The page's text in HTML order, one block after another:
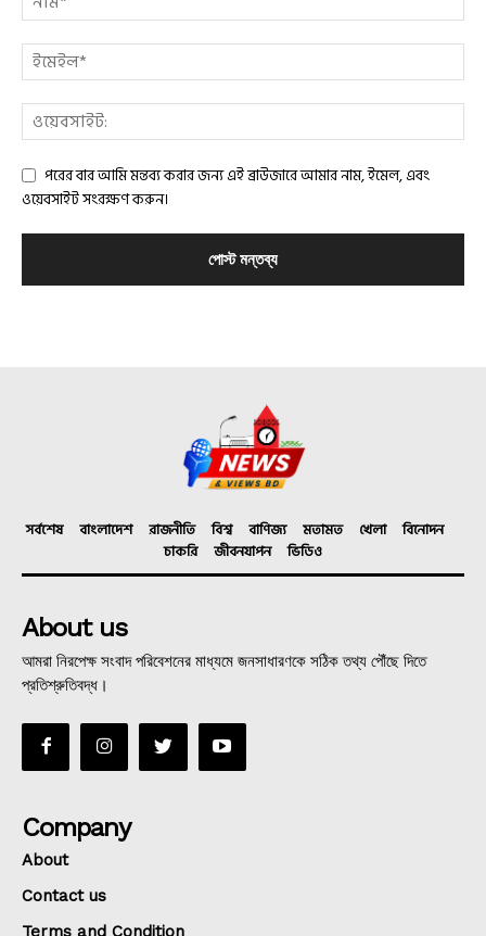
পরের বার আমি মন্তব্য করার জন্য এই ব্রাউজারে আমার নাম, ইমেল, এবং
ওয়েবসাইট সংরক্ষণ করুন।
সর্বশেষ বাংলাদেশ রাজনীতি বিশ্ব বাণিজ্য মতামত খেলা
বিনোদন
চাকরি
জীবনযাপন ভিডিও
About us
আমরা নিরপেক্ষ সংবাদ পরিবেশনের মাধ্যমে জনসাধারণকে সঠিক তথ্য পৌঁছে দিতে
প্রতিশ্রুতিবদ্ধ।
Company
About
Contact us
Terms and Condition